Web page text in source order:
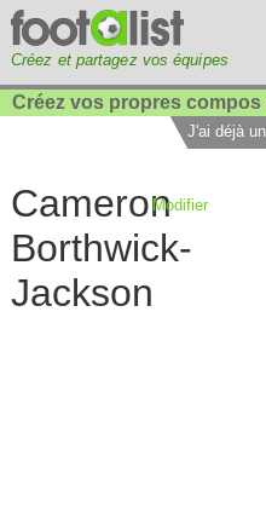
Créez et partagez vos équipes
Créez vos propres compos
J'ai déjà
Cameron
Borthwick-
Jackson
Modifier